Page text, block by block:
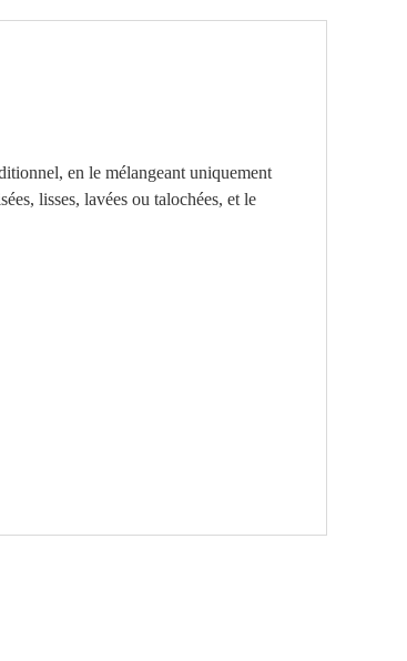
en le mélangeant uniquement
lisses, lavées ou talochées, et le